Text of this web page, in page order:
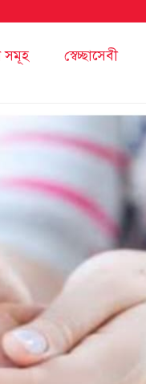
সমূহ স্বেচ্ছাসেবী